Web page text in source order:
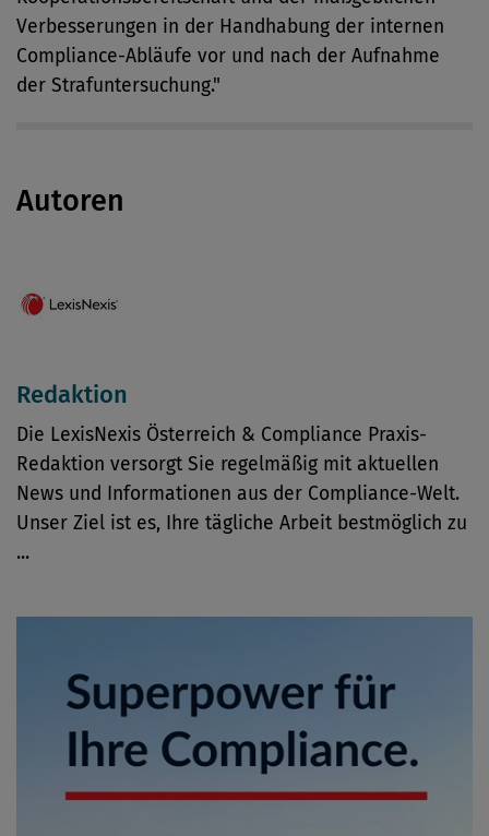
Verbesserungen in der Handhabung der internen
Compliance-Abläufe vor und nach der Aufnahme
der Strafuntersuchung."
Autoren
Redaktion
Die LexisNexis Österreich & Compliance Praxis-
Redaktion versorgt Sie regelmäßig mit aktuellen
News und Informationen aus der Compliance-Welt.
Unser Ziel ist es, Ihre tägliche Arbeit bestmöglich zu
...